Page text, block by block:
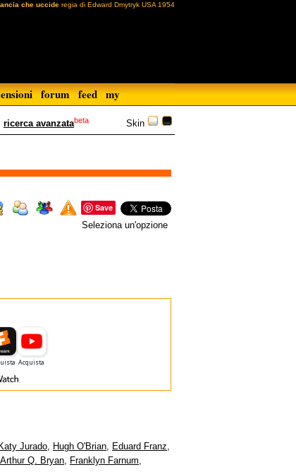
che uccide regia di Edward Dmytryk USA 1954
forum feed my
Skin
ricerca avanzatabeta
Save
Seleziona un'opzione
Katy Jurado, Hugh O'Brian, Eduard Franz,
Arthur Q. Bryan, Franklyn Farnum,